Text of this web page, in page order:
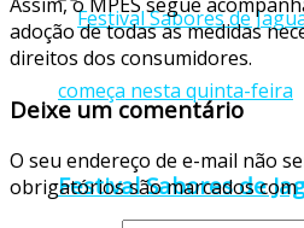
Festival Sabores de
‌Assim, o MPES segue
adoção de todas as medidas
direitos dos consumidores.
Deixe um comentário
O seu endereço de e-mail não
obrigatórios são marcados com